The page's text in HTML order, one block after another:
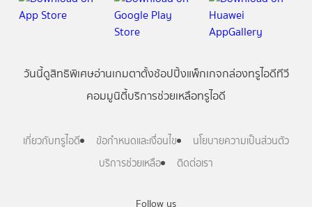
Follow us
วันนี้ดูสิทธิพิเศษอ่านเกมตาตั้งช้อปปิ้งแพ็กเกจกล่องทรูไอดีทีวี
คอมมูนิตี้บริการช่วยเหลือทรูไอดี
เกี่ยวกับทรูไอดี ข้อกำหนดและเงื่อนไข
นโยบายความเป็นส่วนตัว
บริการช่วยเหลือ
ติดต่อเรา